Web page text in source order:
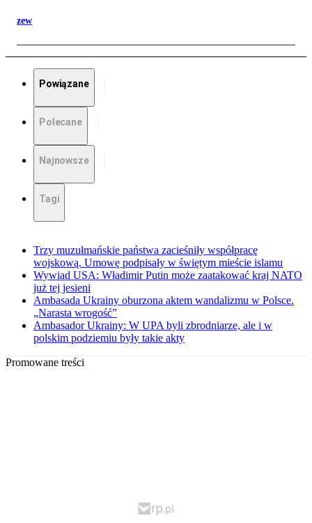
zew
Powiązane
Polecane
Najnowsze
Tagi
Trzy muzułmańskie państwa zacieśniły współpracę
wojskową. Umowę podpisały w świętym mieście islamu
Wywiad USA: Władimir Putin może zaatakować kraj NATO
już tej jesieni
Ambasada Ukrainy oburzona aktem wandalizmu w Polsce.
„Narasta wrogość”
Ambasador Ukrainy: W UPA byli zbrodniarze, ale i w
polskim podziemiu były takie akty
Promowane treści